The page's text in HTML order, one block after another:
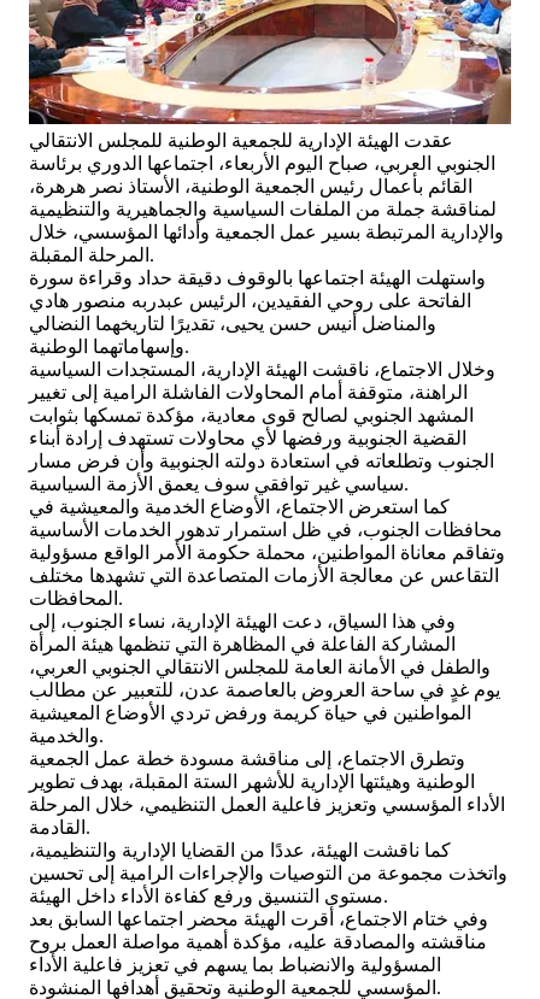
عقدت الهيئة الإدارية للجمعية الوطنية للمجلس الانتقالي
الجنوبي العربي، صباح اليوم الأربعاء، اجتماعها الدوري برئاسة
القائم بأعمال رئيس الجمعية الوطنية، الأستاذ نصر هرهرة،
لمناقشة جملة من الملفات السياسية والجماهيرية والتنظيمية
والإدارية المرتبطة بسير عمل الجمعية وأدائها المؤسسي، خلال
المرحلة المقبلة.
واستهلت الهيئة اجتماعها بالوقوف دقيقة حداد وقراءة سورة
الفاتحة على روحي الفقيدين، الرئيس عبدربه منصور هادي
والمناضل أنيس حسن يحيى، تقديرًا لتاريخهما النضالي
وإسهاماتهما الوطنية.
وخلال الاجتماع، ناقشت الهيئة الإدارية، المستجدات السياسية
الراهنة، متوقفة أمام المحاولات الفاشلة الرامية إلى تغيير
المشهد الجنوبي لصالح قوى معادية، مؤكدة تمسكها بثوابت
القضية الجنوبية ورفضها لأي محاولات تستهدف إرادة أبناء
الجنوب وتطلعاته في استعادة دولته الجنوبية وأن فرض مسار
سياسي غير توافقي سوف يعمق الأزمة السياسية.
كما استعرض الاجتماع، الأوضاع الخدمية والمعيشية في
محافظات الجنوب، في ظل استمرار تدهور الخدمات الأساسية
وتفاقم معاناة المواطنين، محملة حكومة الأمر الواقع مسؤولية
التقاعس عن معالجة الأزمات المتصاعدة التي تشهدها مختلف
المحافظات.
وفي هذا السياق، دعت الهيئة الإدارية، نساء الجنوب، إلى
المشاركة الفاعلة في المظاهرة التي تنظمها هيئة المرأة
والطفل في الأمانة العامة للمجلس الانتقالي الجنوبي العربي،
يوم غدٍ في ساحة العروض بالعاصمة عدن، للتعبير عن مطالب
المواطنين في حياة كريمة ورفض تردي الأوضاع المعيشية
والخدمية.
وتطرق الاجتماع، إلى مناقشة مسودة خطة عمل الجمعية
الوطنية وهيئتها الإدارية للأشهر الستة المقبلة، بهدف تطوير
الأداء المؤسسي وتعزيز فاعلية العمل التنظيمي، خلال المرحلة
القادمة.
كما ناقشت الهيئة، عددًا من القضايا الإدارية والتنظيمية،
واتخذت مجموعة من التوصيات والإجراءات الرامية إلى تحسين
مستوى التنسيق ورفع كفاءة الأداء داخل الهيئة.
وفي ختام الاجتماع، أقرت الهيئة محضر اجتماعها السابق بعد
مناقشته والمصادقة عليه، مؤكدة أهمية مواصلة العمل بروح
المسؤولية والانضباط بما يسهم في تعزيز فاعلية الأداء
المؤسسي للجمعية الوطنية وتحقيق أهدافها المنشودة.